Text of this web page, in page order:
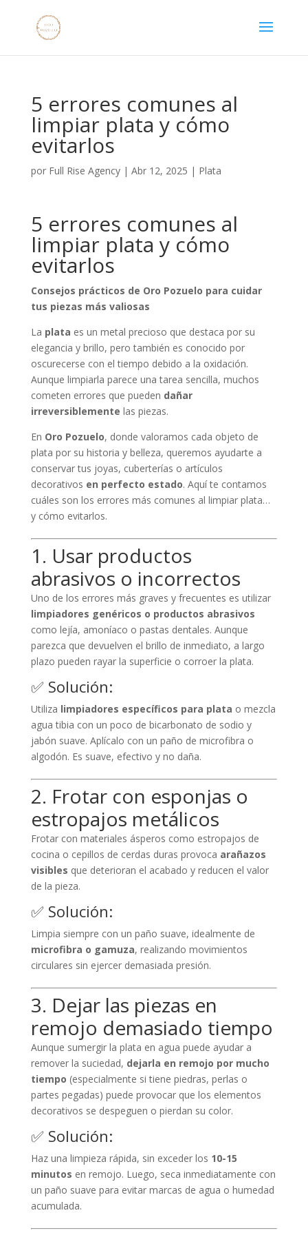
5 errores comunes al
limpiar plata y cómo
evitarlos
por Full Rise Agency| Abr 12, 2025 | Plata
5 errores comunes al
limpiar plata y cómo
evitarlos
Consejos prácticos de Oro Pozuelo para cuidar
tus piezas más valiosas
La plata es un metal precioso que destaca por su
elegancia y brillo, pero también es conocido por
oscurecerse con el tiempo debido a la oxidación.
Aunque limpiarla parece una tarea sencilla, muchos
cometen errores que pueden dañar
irreversiblemente las piezas.
En Oro Pozuelo, donde valoramos cada objeto de
plata por su historia y belleza, queremos ayudarte a
conservar tus joyas, cuberterías o artículos
decorativos en perfecto estado. Aquí te contamos
cuáles son los errores más comunes al limpiar plata…
y cómo evitarlos.
1. Usar productos
abrasivos o incorrectos
Uno de los errores más graves y frecuentes es utilizar
limpiadores genéricos o productos abrasivos
como lejía, amoníaco o pastas dentales. Aunque
parezca que devuelven el brillo de inmediato, a largo
plazo pueden rayar la superficie o corroer la plata.
✅ Solución:
Utiliza limpiadores específicos para plata o mezcla
agua tibia con un poco de bicarbonato de sodio y
jabón suave. Aplícalo con un paño de microfibra o
algodón. Es suave, efectivo y no daña.
2. Frotar con esponjas o
estropajos metálicos
Frotar con materiales ásperos como estropajos de
cocina o cepillos de cerdas duras provoca arañazos
visibles que deterioran el acabado y reducen el valor
de la pieza.
✅ Solución:
Limpia siempre con un paño suave, idealmente de
microfibra o gamuza, realizando movimientos
circulares sin ejercer demasiada presión.
3. Dejar las piezas en
remojo demasiado tiempo
Aunque sumergir la plata en agua puede ayudar a
remover la suciedad, dejarla en remojo por mucho
tiempo (especialmente si tiene piedras, perlas o
partes pegadas) puede provocar que los elementos
decorativos se despeguen o pierdan su color.
✅ Solución:
Haz una limpieza rápida, sin exceder los 10-15
minutos en remojo. Luego, seca inmediatamente con
un paño suave para evitar marcas de agua o humedad
acumulada.